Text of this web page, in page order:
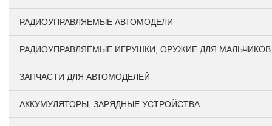
РАДИОУПРАВЛЯЕМЫЕ АВТОМОДЕЛИ
РАДИОУПРАВЛЯЕМЫЕ ИГРУШКИ, ОРУЖИЕ ДЛЯ МАЛЬЧИКОВ
ЗАПЧАСТИ ДЛЯ АВТОМОДЕЛЕЙ
АККУМУЛЯТОРЫ, ЗАРЯДНЫЕ УСТРОЙСТВА